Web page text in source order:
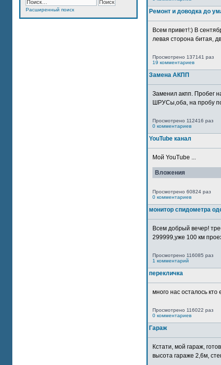
Расширенный поиск Ремонт и доводка до
Всем привет!:) В
левая сторона битая,
Просмотрено 137141 раз
19 комментариев
Замена АКПП
Заменил акпп. Пробег
ШРУСы,оба, на пробу
Просмотрено 112416 раз
0 комментариев
YouTube канал
Мой YouTube ...
Вложения
Просмотрено 60824 раз
0 комментариев
монитор спидометра
Всем добрый вечер!
299999,уже 100 км
Просмотрено 116085 раз
1 комментарий
перекличка
много нас осталось
Просмотрено 116022 раз
0 комментариев
Гараж
Кстати, мой гараж,
высота гараже 2,6м,